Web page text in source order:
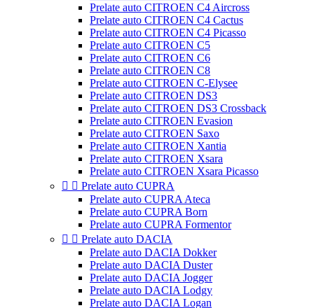
Prelate auto CITROEN C4 Aircross
Prelate auto CITROEN C4 Cactus
Prelate auto CITROEN C4 Picasso
Prelate auto CITROEN C5
Prelate auto CITROEN C6
Prelate auto CITROEN C8
Prelate auto CITROEN C-Elysee
Prelate auto CITROEN DS3
Prelate auto CITROEN DS3 Crossback
Prelate auto CITROEN Evasion
Prelate auto CITROEN Saxo
Prelate auto CITROEN Xantia
Prelate auto CITROEN Xsara
Prelate auto CITROEN Xsara Picasso
  Prelate auto CUPRA
Prelate auto CUPRA Ateca
Prelate auto CUPRA Born
Prelate auto CUPRA Formentor
  Prelate auto DACIA
Prelate auto DACIA Dokker
Prelate auto DACIA Duster
Prelate auto DACIA Jogger
Prelate auto DACIA Lodgy
Prelate auto DACIA Logan